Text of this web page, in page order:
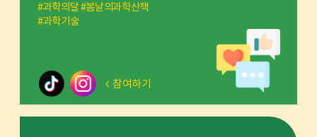
#과학의달 #봄날의과학산책
#과학기술
참여하기